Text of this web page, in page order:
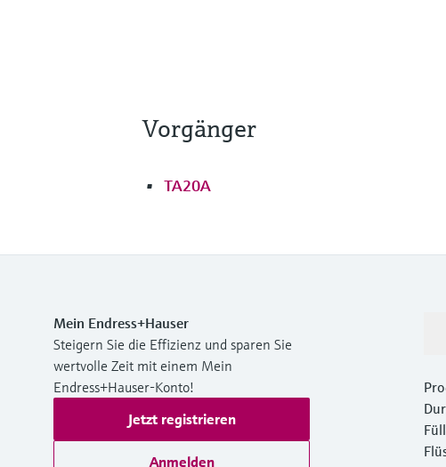
Vorgänger
TA20A
Mein Endress+Hauser
Steigern Sie die Effizienz und sparen Sie
wertvolle Zeit mit einem Mein
Endress+Hauser-Konto!
Jetzt registrieren
Anmelden